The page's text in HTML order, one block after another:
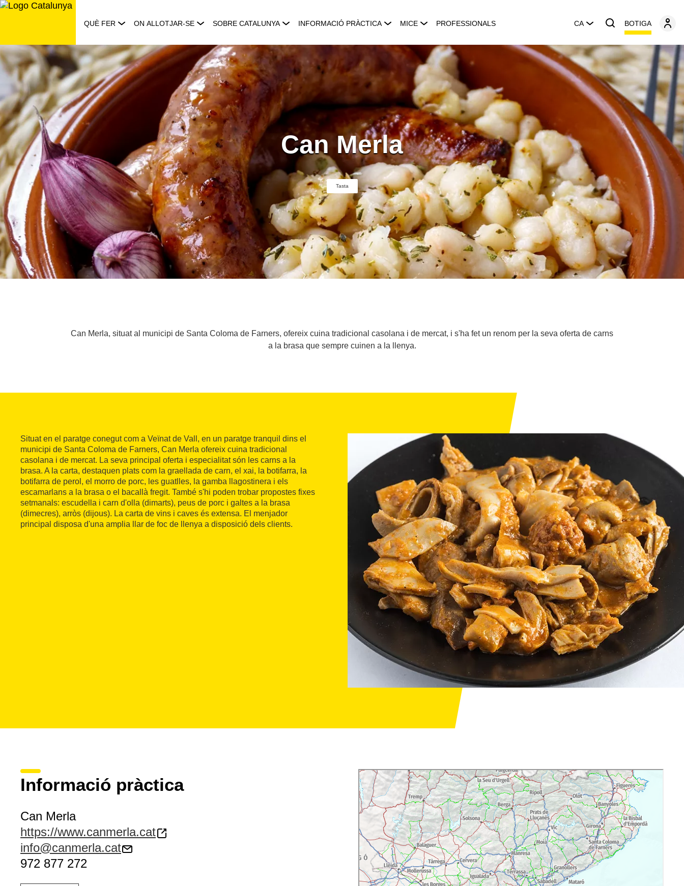
Saltar
QUÈ FER ON ALLOTJAR-SE SOBRE CATALUNYA INFORMACIÓ PRÀCTICA MICE PROFESSIONALS CA BOTIGA
Can Merla
Tasta
Can Merla, situat al municipi de Santa Coloma de Farners, ofereix cuina tradicional casolana i de mercat, i s'ha fet un renom per la seva oferta de carns
a la brasa que sempre cuinen a la llenya.
Situat en el paratge conegut com a Veïnat de Vall, en un paratge tranquil dins el
municipi de Santa Coloma de Farners, Can Merla ofereix cuina tradicional
casolana i de mercat. La seva principal oferta i especialitat són les carns a la
brasa. A la carta, destaquen plats com la graellada de carn, el xai, la botifarra, la
botifarra de perol, el morro de porc, les guatlles, la gamba llagostinera i els
escamarlans a la brasa o el bacallà fregit. També s'hi poden trobar propostes fixes
setmanals: escudella i carn d'olla (dimarts), peus de porc i galtes a la brasa
(dimecres), arròs (dijous). La carta de vins i caves és extensa. El menjador
principal disposa d'una amplia llar de foc de llenya a disposició dels clients.
Informació pràctica
Can Merla
https://www.canmerla.cat
info@canmerla.cat
972 877 272